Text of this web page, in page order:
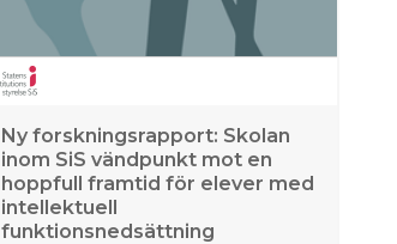
Ny forskningsrapport: Skolan
inom SiS vändpunkt mot en
hoppfull framtid för elever med
intellektuell
funktionsnedsättning